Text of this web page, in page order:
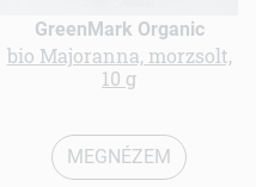
GreenMark Organic
bio Majoranna, morzsolt,
10 g
MEGNÉZEM